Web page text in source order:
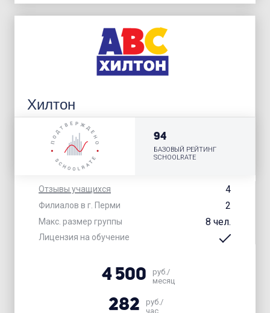
Хилтон
Отзывы учащихся 4
Филиалов в г. Перми 2
Макс. размер группы 8 чел.
Лицензия на обучение
94
БАЗОВЫЙ РЕЙТИНГ
SCHOOLRATE
4 500
руб./
месяц
282
руб./
час